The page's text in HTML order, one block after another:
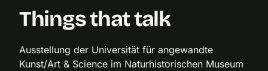
Things that talk
Ausstellung der Universität für angewandte
Kunst/Art & Science im Naturhistorischen Museum